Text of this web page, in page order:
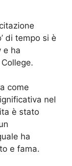
di tempo si è
e ha
come
nel
è stato
ha
e fama.